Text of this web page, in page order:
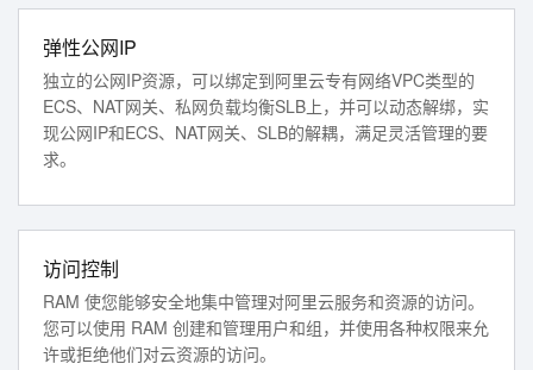
弹性公网IP
独立的公网IP资源，可以绑定到阿里云专有网络VPC类型的
ECS、NAT网关、私网负载均衡SLB上，并可以动态解绑，实
现公网IP和ECS、NAT网关、SLB的解耦，满足灵活管理的要
求。
访问控制
RAM 使您能够安全地集中管理对阿里云服务和资源的访问。
您可以使用 RAM 创建和管理用户和组，并使用各种权限来允
许或拒绝他们对云资源的访问。